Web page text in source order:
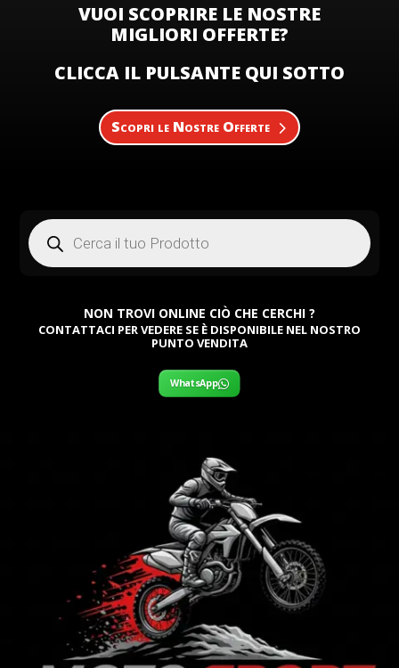
VUOI SCOPRIRE LE NOSTRE
MIGLIORI OFFERTE?
CLICCA IL PULSANTE QUI SOTTO
Scopri le Nostre Offerte
Products
search
NON TROVI ONLINE CIÒ CHE CERCHI ?
CONTATTACI PER VEDERE SE È DISPONIBILE NEL NOSTRO
PUNTO VENDITA
WhatsApp